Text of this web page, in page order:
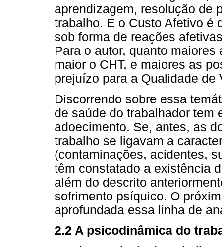
aprendizagem, resolução de
trabalho. E o Custo Afetivo é
sob forma de reações
Para o autor, quanto
maior o CHT, e maiores as
prejuízo para a Qualidade de
Discorrendo sobre essa
de saúde do trabalhador tem
adoecimento. Se, antes, as
trabalho se ligavam a
(contaminações, acidentes,
têm constatado a existência
além do descrito
sofrimento psíquico. O
aprofundada essa linha de
2.2 A psicodinâmica do